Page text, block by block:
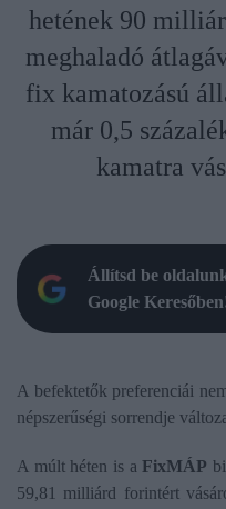
hetének 90
meghaladó
fix kamatozású
már 0,5
kamatra
Állítsd be
Google
A befektetők preferenciái
népszerűségi sorrendje
A múlt héten is a FixMÁP
59,81 milliárd forintért